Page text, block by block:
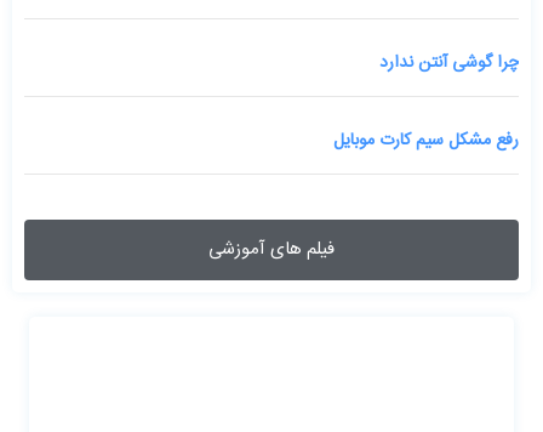
چرا گوشی آنتن ندارد
رفع مشکل سیم کارت موبایل
فیلم های آموزشی